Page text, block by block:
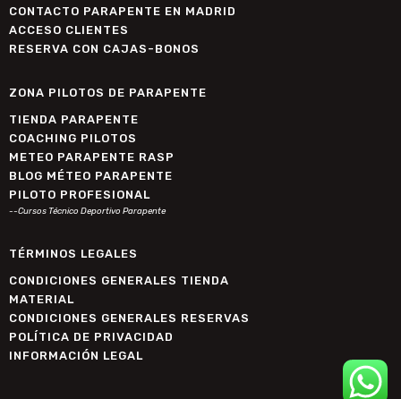
CONTACTO PARAPENTE EN MADRID
ACCESO CLIENTES
RESERVA CON CAJAS-BONOS
ZONA PILOTOS DE PARAPENTE
TIENDA PARAPENTE
COACHING PILOTOS
METEO PARAPENTE RASP
BLOG MÉTEO PARAPENTE
PILOTO PROFESIONAL
--Cursos Técnico Deportivo Parapente
TÉRMINOS LEGALES
CONDICIONES GENERALES TIENDA
MATERIAL
CONDICIONES GENERALES RESERVAS
POLÍTICA DE PRIVACIDAD
INFORMACIÓN LEGAL